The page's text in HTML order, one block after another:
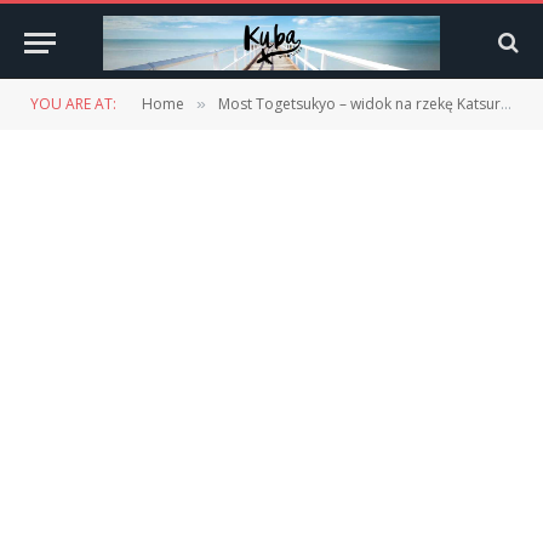
YOU ARE AT: Home » Most Togetsukyo – widok na rzekę Katsura